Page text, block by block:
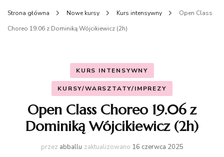
Strona główna Nowe kursy Kurs intensywny
Open Class
Choreo 19.06 z Dominiką Wójcikiewicz (2h)
KURS INTENSYWNY
KURSY/WARSZTATY/IMPREZY
Open Class Choreo 19.06 z
Dominiką Wójcikiewicz (2h)
przez abballu zaktualizowano 16 czerwca 2025